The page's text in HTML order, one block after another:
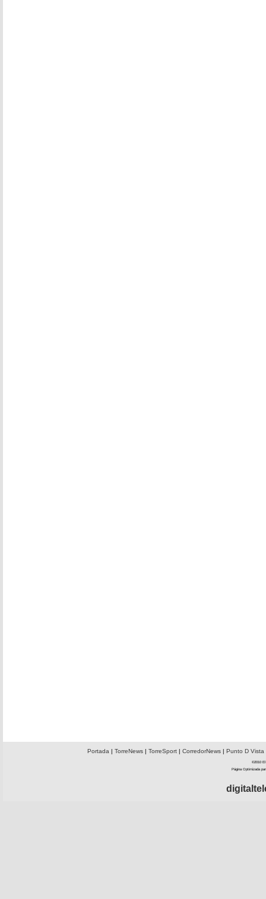
Portada | TorreNews| TorreSport| CorredorNews| Punto D Vista
©2010 El
Página Optimizada